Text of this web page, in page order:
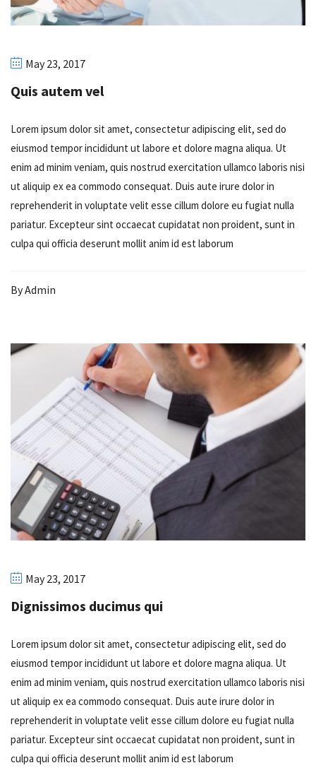
May 23, 2017
Quis autem vel
Lorem ipsum dolor sit amet, consectetur adipiscing elit, sed do
eiusmod tempor incididunt ut labore et dolore magna aliqua. Ut
enim ad minim veniam, quis nostrud exercitation ullamco laboris nisi
ut aliquip ex ea commodo consequat. Duis aute irure dolor in
reprehenderit in voluptate velit esse cillum dolore eu fugiat nulla
pariatur. Excepteur sint occaecat cupidatat non proident, sunt in
culpa qui officia deserunt mollit anim id est laborum
ByAdmin
May 23, 2017
Dignissimos ducimus qui
Lorem ipsum dolor sit amet, consectetur adipiscing elit, sed do
eiusmod tempor incididunt ut labore et dolore magna aliqua. Ut
enim ad minim veniam, quis nostrud exercitation ullamco laboris nisi
ut aliquip ex ea commodo consequat. Duis aute irure dolor in
reprehenderit in voluptate velit esse cillum dolore eu fugiat nulla
pariatur. Excepteur sint occaecat cupidatat non proident, sunt in
culpa qui officia deserunt mollit anim id est laborum